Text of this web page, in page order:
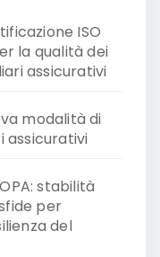
ISO
la qualità dei
assicurativi
modalità di
assicurativi
stabilità
per
del